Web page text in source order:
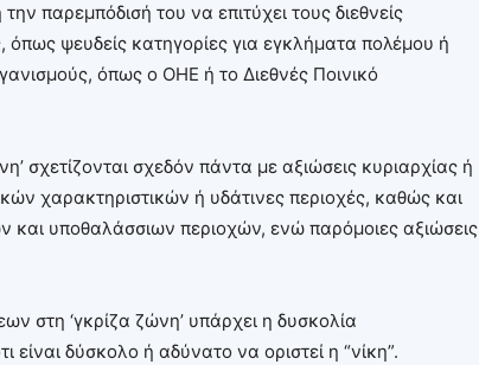
παρεμπόδισή του να επιτύχει τους διεθνείς
όπως ψευδείς κατηγορίες για εγκλήματα πολέμου ή
όπως ο ΟΗΕ ή το Διεθνές Ποινικό
σχετίζονται σχεδόν πάντα με αξιώσεις κυριαρχίας ή
χαρακτηριστικών ή υδάτινες περιοχές, καθώς και
και υποθαλάσσιων περιοχών, ενώ παρόμοιες αξιώσεις
στη ‘γκρίζα ζώνη’ υπάρχει η δυσκολία
είναι δύσκολο ή αδύνατο να οριστεί η “νίκη”.